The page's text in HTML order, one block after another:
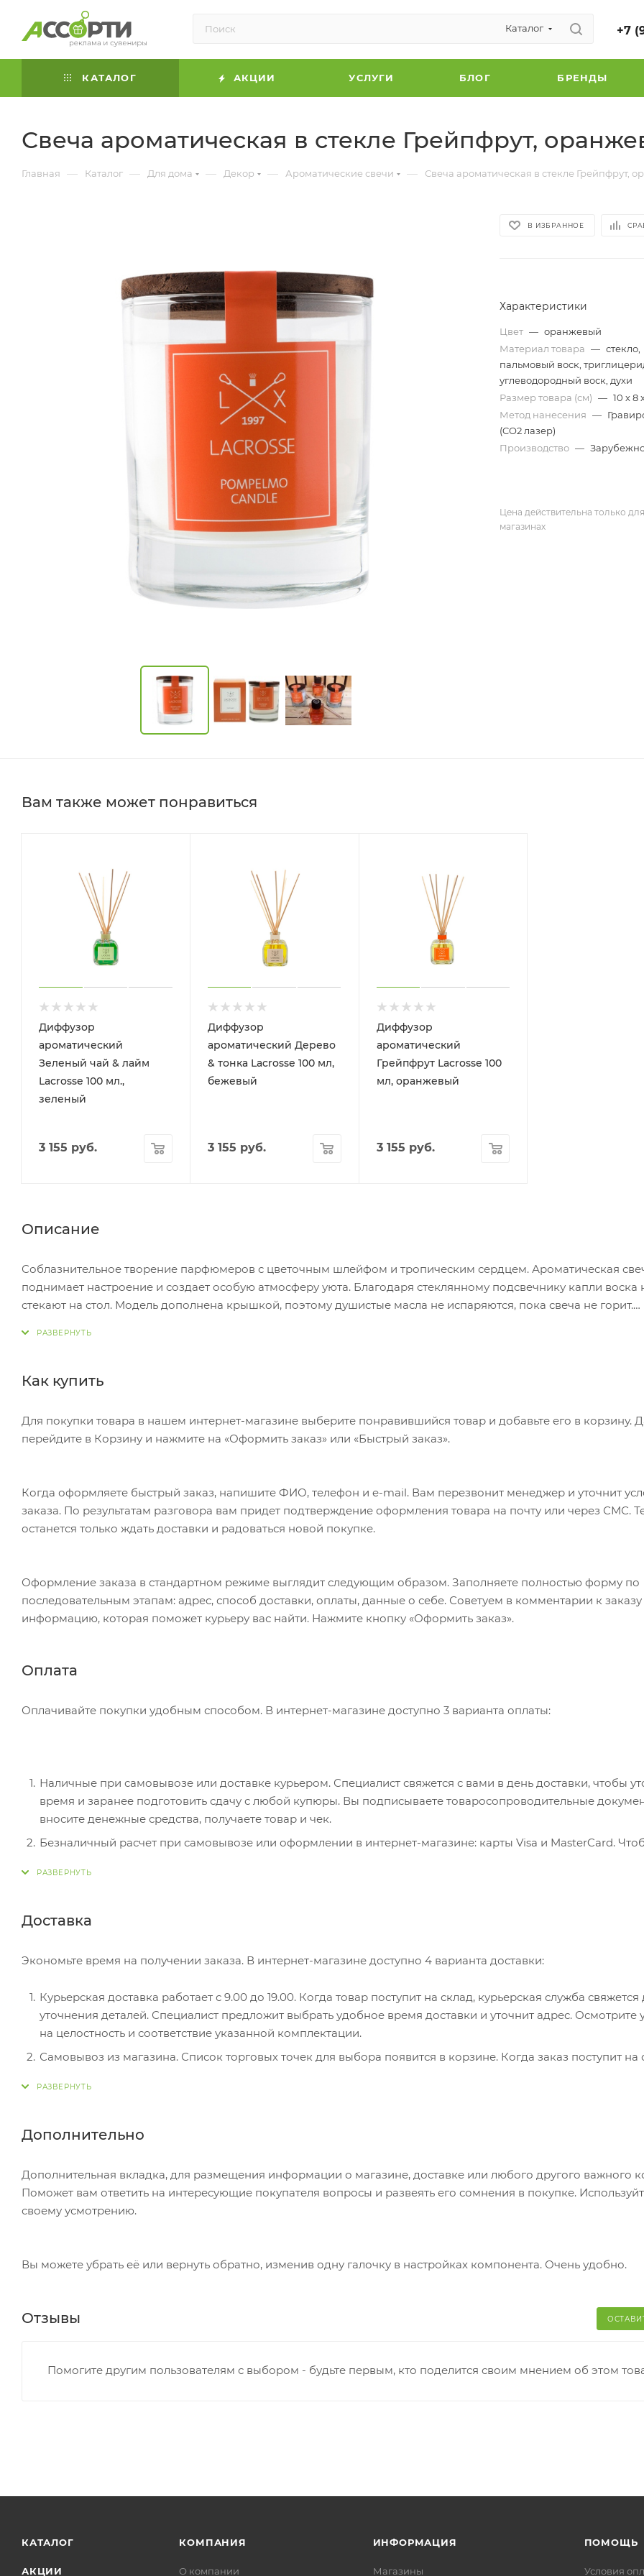
Каталог +7
КАТАЛОГ АКЦИИ УСЛУГИ БЛОГ БРЕНДЫ
Свеча ароматическая в стекле Грейпфрут,
Главная — Каталог — Для дома — Декор — Ароматические свечи — Свеча ароматическая в стекле Грейпфрут,
В ИЗБРАННОЕ
Характеристики
Цвет — оранжевый
Материал товара — стекло,
пальмовый воск,
углеводородный воск, духи
Размер товара (см) — 10 х 8
Метод нанесения —
(CO2 лазер)
Производство —
Цена действительна только
магазинах
Вам также может понравиться
Диффузор
ароматический
Зеленый чай & лайм
Lacrosse 100 мл.,
зеленый
3 155 руб.
Диффузор
ароматический Дерево
& тонка Lacrosse 100 мл,
бежевый
3 155 руб.
Диффузор
ароматический
Грейпфрут Lacrosse 100
мл, оранжевый
3 155 руб.
Описание
Соблазнительное творение парфюмеров с цветочным шлейфом и тропическим сердцем. Ароматическая
поднимает настроение и создает особую атмосферу уюта. Благодаря стеклянному подсвечнику капли воска
стекают на стол. Модель дополнена крышкой, поэтому душистые масла не испаряются, пока свеча не горит.
чернения) на данный товар осуществляется бесплатно. Оплачивается только настройка оборудования в
Как купить
Для покупки товара в нашем интернет-магазине выберите понравившийся товар и добавьте его в корзину.
перейдите в Корзину и нажмите на «Оформить заказ» или «Быстрый заказ».
Когда оформляете быстрый заказ, напишите ФИО, телефон и e-mail. Вам перезвонит менеджер и уточнит
заказа. По результатам разговора вам придет подтверждение оформления товара на почту или через СМС.
останется только ждать доставки и радоваться новой покупке.
Оформление заказа в стандартном режиме выглядит следующим образом. Заполняете полностью форму по
последовательным этапам: адрес, способ доставки, оплаты, данные о себе. Советуем в комментарии к заказу
информацию, которая поможет курьеру вас найти. Нажмите кнопку «Оформить заказ».
Оплата
Оплачивайте покупки удобным способом. В интернет-магазине доступно 3 варианта оплаты:
Наличные при самовывозе или доставке курьером. Специалист свяжется с вами в день доставки, чтобы
время и заранее подготовить сдачу с любой купюры. Вы подписываете товаросопроводительные
вносите денежные средства, получаете товар и чек.
Безналичный расчет при самовывозе или оформлении в интернет-магазине: карты Visa и MasterCard.
действия и имя держателя.
перенаправит вас на страницу платежного сервиса. Здесь необходимо заполнить форму по инструкции.
Доставка
Экономьте время на получении заказа. В интернет-магазине доступно 4 варианта доставки:
Курьерская доставка работает с 9.00 до 19.00. Когда товар поступит на склад, курьерская служба свяжется
уточнения деталей. Специалист предложит выбрать удобное время доставки и уточнит адрес. Осмотрите
на целостность и соответствие указанной комплектации.
Самовывоз из магазина. Список торговых точек для выбора появится в корзине. Когда заказ поступит на
Почтовая доставка через почту России. Когда заказ придет в отделение, на ваш адрес придет извещение о
самостоятельно вы можете только после оплаты заказа. Один заказ может содержать не больше 10
стоимость не должна превышать 100 000 р.
Дополнительно
Дополнительная вкладка, для размещения информации о магазине, доставке или любого другого важного
Поможет вам ответить на интересующие покупателя вопросы и развеять его сомнения в покупке.
своему усмотрению.
Вы можете убрать её или вернуть обратно, изменив одну галочку в настройках компонента. Очень удобно.
Отзывы
Помогите другим пользователям с выбором - будьте первым, кто поделится своим мнением об этом
КАТАЛОГ
АКЦИИ
КОМПАНИЯ
О компании
ИНФОРМАЦИЯ
Магазины
ПОМОЩЬ
Условия